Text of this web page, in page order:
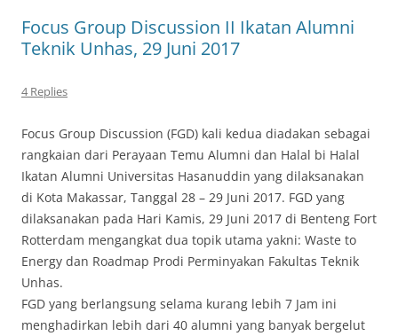
Focus Group Discussion II Ikatan Alumni
Teknik Unhas, 29 Juni 2017
4 Replies
Focus Group Discussion (FGD) kali kedua diadakan sebagai
rangkaian dari Perayaan Temu Alumni dan Halal bi Halal
Ikatan Alumni Universitas Hasanuddin yang dilaksanakan
di Kota Makassar, Tanggal 28 – 29 Juni 2017. FGD yang
dilaksanakan pada Hari Kamis, 29 Juni 2017 di Benteng Fort
Rotterdam mengangkat dua topik utama yakni: Waste to
Energy dan Roadmap Prodi Perminyakan Fakultas Teknik
Unhas.
FGD yang berlangsung selama kurang lebih 7 Jam ini
menghadirkan lebih dari 40 alumni yang banyak bergelut